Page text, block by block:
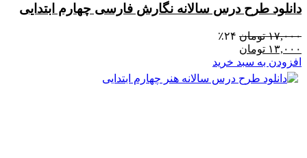
دانلود طرح درس سالانه نگارش فارسی چهارم ابتدایی
۱۷,۰۰۰ تومان ۲۴٪
۱۳,۰۰۰ تومان
افزودن به سبد خرید